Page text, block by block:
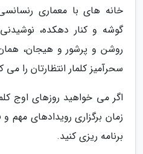
خانه های با معماری
گوشه و کنار دهکده،
روشن و پرشور و هیجان،
سحرآمیز کلمار انتظارتان را
اگر می خواهید روزهای اوج
زمان برگزاری رویدادهای
برنامه ریزی کنید.